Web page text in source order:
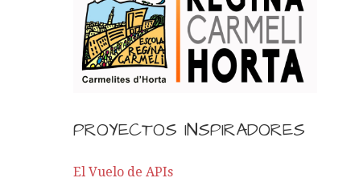
PROYECTOS INSPIRADORES
El Vuelo de APIs